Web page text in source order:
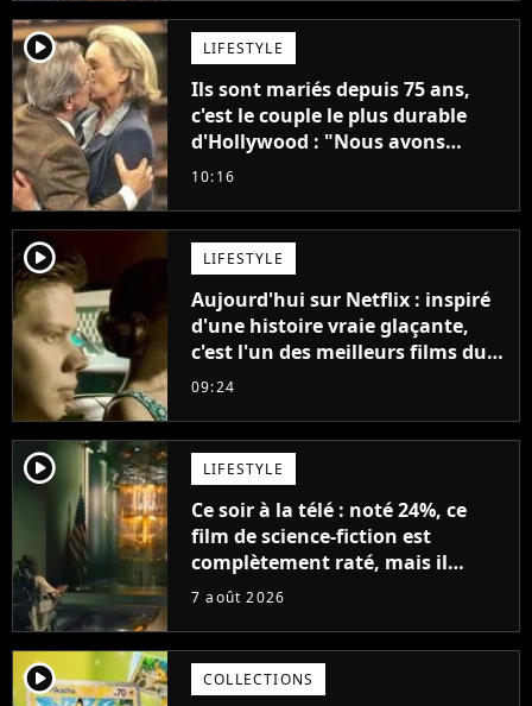
player2 LIFESTYLE
Ils sont mariés depuis 75 ans,
c'est le couple le plus durable
d'Hollywood : "Nous avons
avancé jour après jour, et les
décennies"
10:16
player2 LIFESTYLE
Aujourd'hui sur Netflix : inspiré
d'une histoire vraie glaçante,
c'est l'un des meilleurs films du
21ème siècle
09:24
player2 LIFESTYLE
Ce soir à la télé : noté 24%, ce
film de science-fiction est
complètement raté, mais il
aurait pu être encore pire à
7 août 2026
player2 COLLECTIONS